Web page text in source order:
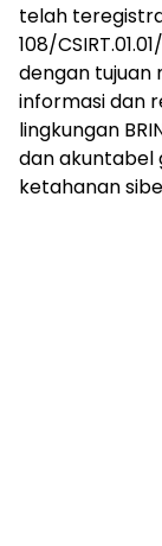
telah
108/
dengan tujuan
informasi dan
lingkungan
dan akuntabel
ketahanan